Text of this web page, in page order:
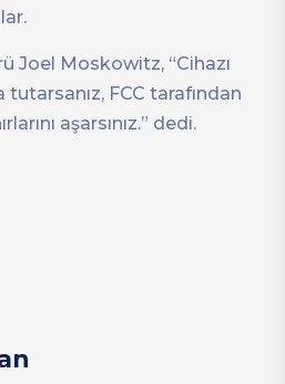
Joel Moskowitz, “Cihazı
FCC tarafından
aşarsınız.” dedi.